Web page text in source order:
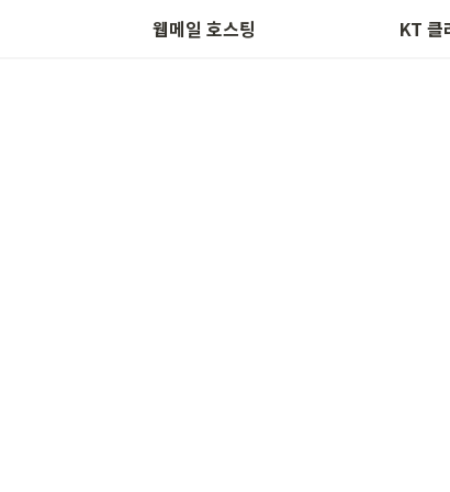
웹메일 호스팅 KT 클
서 스마트폰 이메일 세팅